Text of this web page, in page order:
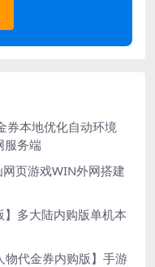
券本地优化自动环境
服务端
页游戏WIN外网搭建
多大陆内购版单机本
代金券内购版】手游